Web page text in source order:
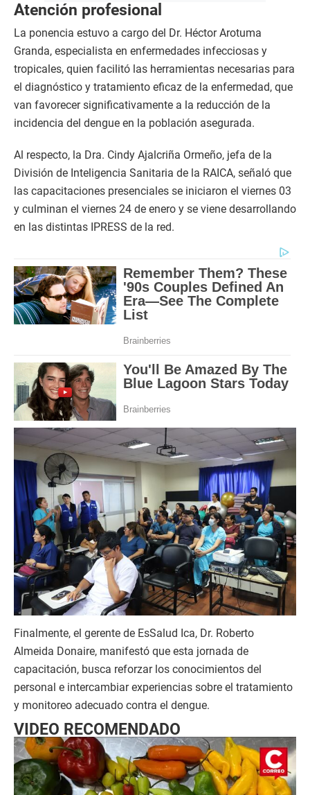
Atención profesional
La ponencia estuvo a cargo del Dr. Héctor Arotuma
Granda, especialista en enfermedades infecciosas y
tropicales, quien facilitó las herramientas necesarias para
el diagnóstico y tratamiento eficaz de la enfermedad, que
van favorecer significativamente a la reducción de la
incidencia del dengue en la población asegurada.
Al respecto, la Dra. Cindy Ajalcriña Ormeño, jefa de la
División de Inteligencia Sanitaria de la RAICA, señaló que
las capacitaciones presenciales se iniciaron el viernes 03
y culminan el viernes 24 de enero y se viene desarrollando
en las distintas IPRESS de la red.
Finalmente, el gerente de EsSalud Ica, Dr. Roberto
Almeida Donaire, manifestó que esta jornada de
capacitación, busca reforzar los conocimientos del
personal e intercambiar experiencias sobre el tratamiento
y monitoreo adecuado contra el dengue.
VIDEO RECOMENDADO